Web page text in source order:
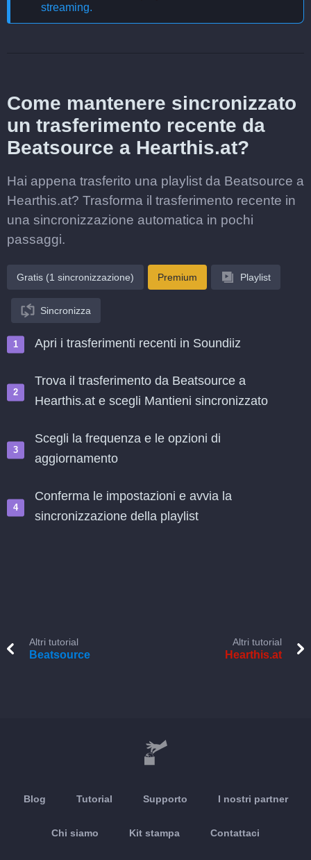
streaming.
Come mantenere sincronizzato
un trasferimento recente da
Beatsource a Hearthis.at?
Hai appena trasferito una playlist da Beatsource a
Hearthis.at? Trasforma il trasferimento recente in
una sincronizzazione automatica in pochi
passaggi.
Gratis (1 sincronizzazione) Premium Playlist
Sincronizza
Apri i trasferimenti recenti in Soundiiz
Trova il trasferimento da Beatsource a
Hearthis.at e scegli Mantieni sincronizzato
Scegli la frequenza e le opzioni di
aggiornamento
Conferma le impostazioni e avvia la
sincronizzazione della playlist
Altri tutorial
Beatsource
Altri tutorial
Hearthis.at
Blog Tutorial Supporto I nostri partner
Chi siamo Kit stampa Contattaci